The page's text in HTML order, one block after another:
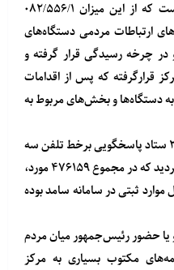
استانی رئیس‌جمهور) واصل شده است که از این میزان ۰۸۲/۵۵۶/۱
ارتباطات مردمی دستگاه‌های
چرخه رسیدگی قرار گرفته و
مرکز قرارگرفته که پس از اقدامات
دستگاه‌ها و بخش‌های مربوط به
در جریان سفرهای استانی، بیش از ۲۵ ستاد پاسخگویی برخط تلفن سه
شماره‌ای (۱۱۱) در مرکز استان‌ها برپا گردید که در مجموع ۴۷۶۱۵۹ مورد،
۴۵/۳۴ درصد کل موارد ثبتی در سامانه سامد بوده
حضور رئیس‌جمهور میان مردم
مکتوب بسیاری به مرکز